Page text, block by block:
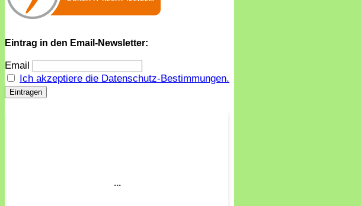
Eintrag in den Email-Newsletter:
Email
Ich akzeptiere die Datenschutz-Bestimmungen.